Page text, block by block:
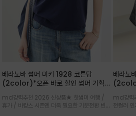
베라노바 썸머 미키 1928 코튼탑
(2color)*오픈 바로 할인 썸머 기획
★ 한정수량 제작 ★ 오가닉 코튼으로
빈티지 프린트로 여름 하의와 모두 잘어
울리는 그래픽
md강력추천 2026 신상품★ 핫썸머 여행 /
휴가 / 바캉스 시즌엔 더욱 필요한 기분전환 빈티
베라노
가벼운
두 가능
md강력
전컬러